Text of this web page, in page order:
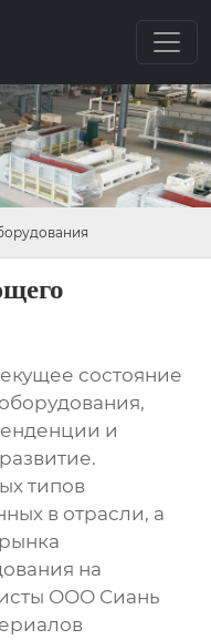
состояние
,
и
типов
в отрасли, а
рынка
на
ООО Сиань